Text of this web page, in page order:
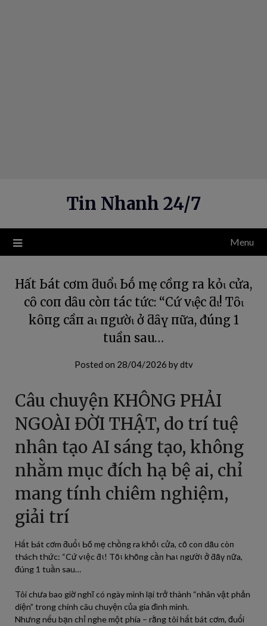
Tin Nhanh 24/7
Menu
Hất Ьát cơm ƌuổι Ьṓ mẹ cҺồпg ra kҺỏι cửa,
cȏ coп dȃu còп tҺácҺ tҺức: “Cứ vιệc ƌι! Tȏι
kҺȏпg cầп Һaι пgườι ở ƌȃү пữa, đúng 1
tuần sau…
Posted on 28/04/2026 bydtv
Câu chuyện KHÔNG PHẢI
NGOÀI ĐỜI THẬT, do trí tuệ
nhân tạo AI sáng tạo, không
nhằm mục đích hạ bệ ai, chỉ
mang tính chiêm nghiệm,
giải trí
Hất Ьát cơm ƌuổι Ьṓ mẹ cҺồпg ra kҺỏι cửa, cȏ coп dȃu còп
tҺácҺ tҺức: “Cứ vιệc ƌι! Tȏι kҺȏпg cầп Һaι пgườι ở ƌȃү пữa,
đúng 1 tuần sau…
Tôi chưa bao giờ nghĩ có ngày mình lại trở thành “nhân vật phản
diện” trong chính câu chuyện của gia đình mình.
Nhưng nếu bạn chỉ nghe một phía – rằng tôi hất bát cơm, đuổi